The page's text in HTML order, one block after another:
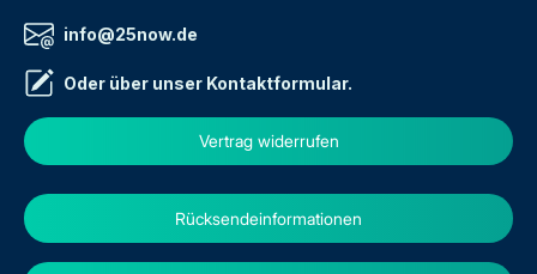
info@25now.de
Oder über unser Kontaktformular.
Vertrag widerrufen
Rücksendeinformationen